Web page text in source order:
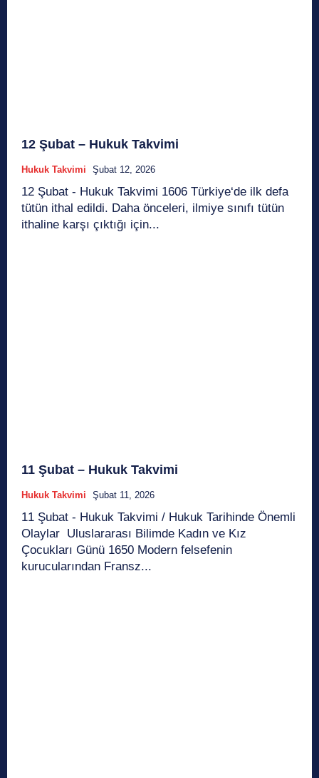
12 Şubat – Hukuk Takvimi
Hukuk Takvimi Şubat 12, 2026
12 Şubat - Hukuk Takvimi 1606 Türkiye‘de ilk defa
tütün ithal edildi. Daha önceleri, ilmiye sınıfı tütün
ithaline karşı çıktığı için...
11 Şubat – Hukuk Takvimi
Hukuk Takvimi Şubat 11, 2026
11 Şubat - Hukuk Takvimi / Hukuk Tarihinde Önemli
Olaylar Uluslararası Bilimde Kadın ve Kız
Çocukları Günü 1650 Modern felsefenin
kurucularından Fransz...